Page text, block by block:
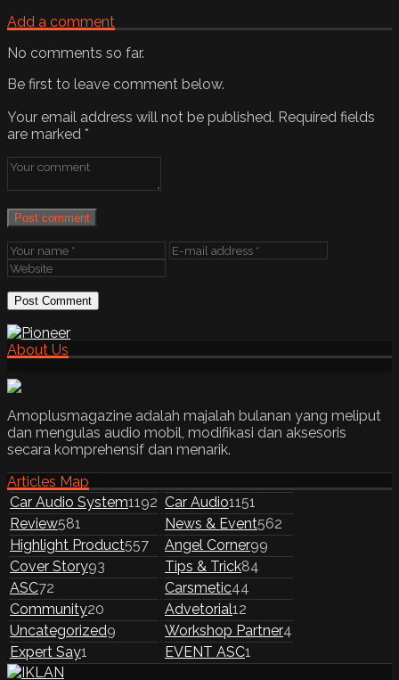
Add a comment
No comments so far.
Be first to leave comment below.
Your email address will not be published. Required fields
are marked *
Post comment
About Us
Amoplusmagazine adalah majalah bulanan yang meliput
dan mengulas audio mobil, modifikasi dan aksesoris
secara komprehensif dan menarik.
Articles Map
Car Audio System1192 Car Audio1151
Review581 News & Event562
Highlight Product557 Angel Corner99
Cover Story93 Tips & Trick84
ASC72 Carsmetic44
Community20 Advetorial12
Uncategorized9 Workshop Partner4
Expert Say1 EVENT ASC1